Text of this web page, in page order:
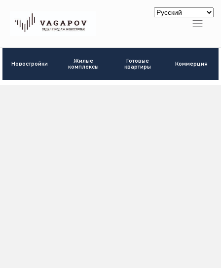
Новостройки
Жилые
комплексы
Готовые
квартиры
Коммерция